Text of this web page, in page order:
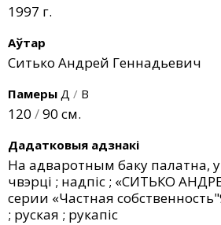
1997 г.
Аўтар
Ситько Андрей Геннадьевич
Памеры Д / В
120 /90 см.
Дадатковыя адзнакі
На адваротным баку палатна,
чвэрці ; надпіс ; «СИТЬКО
серии «Частная
; руская ; рукапіс